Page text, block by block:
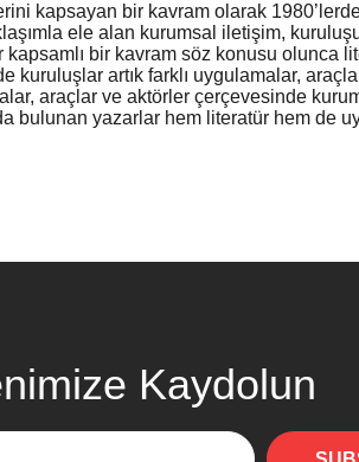
kapsayan bir kavram olarak
ele alan kurumsal iletişim,
bir kavram söz konusu olunca
artık farklı uygulamalar,
araçlar ve aktörler çerçevesinde
bulunan yazarlar hem literatür hem de
Kaydolun